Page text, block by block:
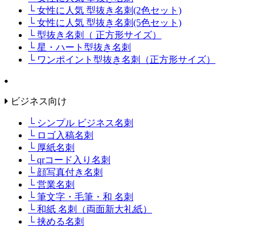
└ 女性に人気 型抜き名刺(2色セット)
└ 女性に人気 型抜き名刺(5色セット)
└ 型抜き名刺（ 正方形サイズ）
└ 星・ハート型抜き名刺
└ ワンポイント型抜き名刺（正方形サイズ）
ビジネス向け
└ シンプル ビジネス名刺
└ ロゴ入稿名刺
└ 厚紙名刺
└ qrコード入り名刺
└ 顔写真付き名刺
└ 営業名刺
└ 筆文字・毛筆・和 名刺
└ 和紙 名刺（両面新大礼紙）
└ 挟める名刺